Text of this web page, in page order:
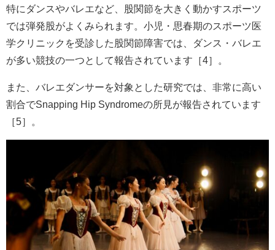
特にダンスやバレエなど、股関節を大きく動かすスポーツ
では弾発股がよくみられます。小児・思春期のスポーツ医
学クリニックを受診した股関節障害では、ダンス・バレエ
が多い競技の一つとして報告されています［4］。
また、バレエダンサーを対象とした研究では、非常に高い
割合でSnapping Hip Syndromeの所見が報告されています
［5］。